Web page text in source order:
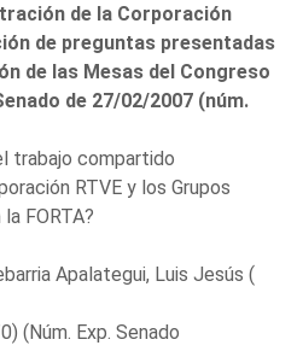
de la Corporación
de preguntas presentadas
de las Mesas del Congreso
de 27/02/2007 (núm.
trabajo compartido
RTVE y los Grupos
FORTA?
Apalategui, Luis Jesús (
(Núm. Exp. Senado